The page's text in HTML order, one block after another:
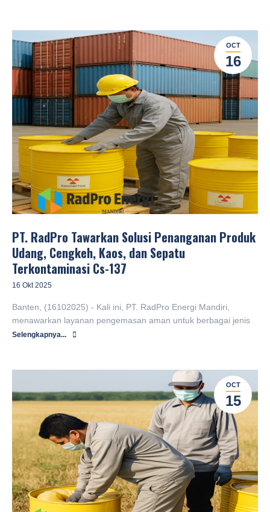
OCT
16
PT. RadPro Tawarkan Solusi Penanganan Produk
Udang, Cengkeh, Kaos, dan Sepatu
Terkontaminasi Cs-137
16 Okt 2025
Banten, (16102025) - Kali ini, PT. RadPro Energi Mandiri,
menawarkan layanan pengemasan aman untuk berbagai jenis
Selengkapnya...
OCT
15